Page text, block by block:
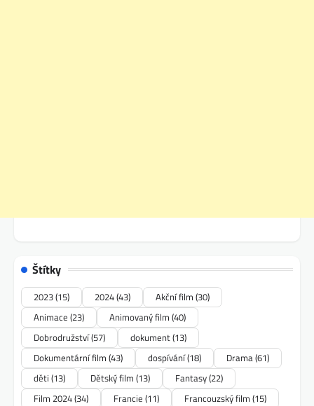
Štítky
2023(15) 2024(43) Akční film (30)
Animace (23) Animovaný film (40)
Dobrodružství(57) dokument(13)
Dokumentární film (43) dospívání(18) Drama(61)
děti (13) Dětský film (13) Fantasy(22)
Film 2024(34) Francie (11) Francouzský film (15)